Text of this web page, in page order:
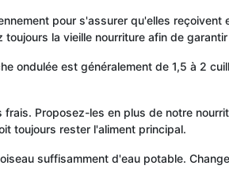
pour s'assurer qu'elles
la vieille nourriture afin de
ondulée est généralement de 1,5 à 2
Proposez-les en plus de notre
toujours rester l'aliment principal.
suffisamment d'eau potable.